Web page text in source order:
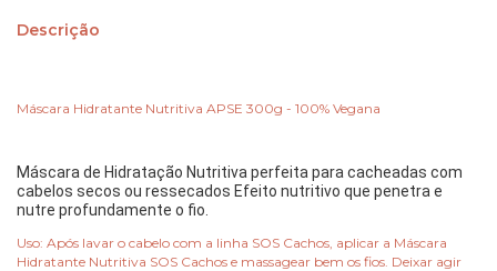
Descrição
Máscara Hidratante Nutritiva APSE 300g - 100% Vegana
Máscara de Hidratação Nutritiva perfeita para cacheadas com
cabelos secos ou ressecados Efeito nutritivo que penetra e
nutre profundamente o fio.
Uso: Após lavar o cabelo com a linha SOS Cachos, aplicar a Máscara
Hidratante Nutritiva SOS Cachos e massagear bem os fios. Deixar agir